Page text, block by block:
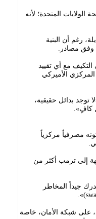
المتحدة؛ لأنه
رغم أن البنية
وفق مصادر.
مع أي تقييد
الأميركي
بدائل حقيقية،
مصرفياً مركزياً
إلى ترمب أكثر من
جيداً المخاطر
على شبكة الأمان، خاصة